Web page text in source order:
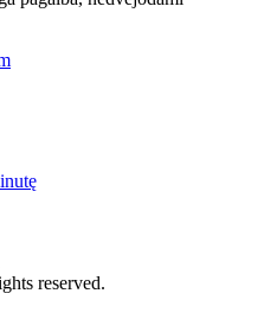
reserved.